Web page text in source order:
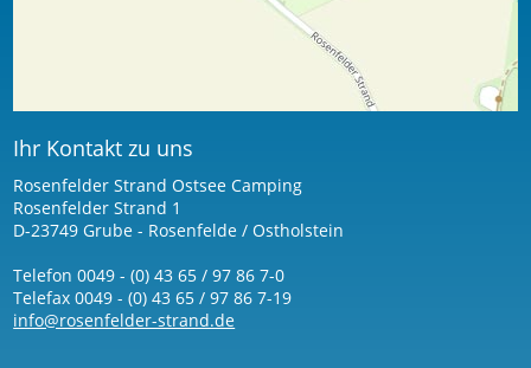
Ihr Kontakt zu uns
Rosenfelder Strand Ostsee Camping
Rosenfelder Strand 1
D-23749 Grube - Rosenfelde / Ostholstein
Telefon 0049 - (0) 43 65 / 97 86 7-0
Telefax 0049 - (0) 43 65 / 97 86 7-19
info@rosenfelder-strand.de